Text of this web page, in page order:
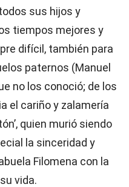
sus hijos y
tiempos mejores y
difícil, también para
paternos (Manuel
no los conoció; de los
el cariño y zalamería
quien murió siendo
la sinceridad y
Filomena con la
vida.